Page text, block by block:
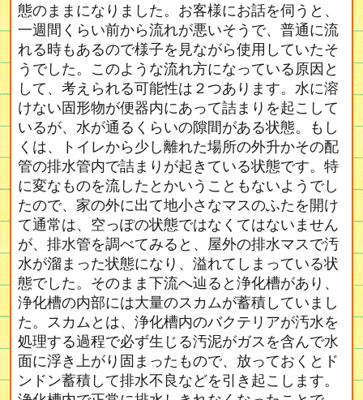
態のままになりました。お客様にお話を伺うと、
一週間くらい前から流れが悪いそうで、普通に流
れる時もあるので様子を見ながら使用していたそ
うでした。このような流れ方になっている原因と
して、考えられる可能性は２つあります。水に溶
けない固形物が便器内にあって詰まりを起こして
いるが、水が通るくらいの隙間がある状態。もし
くは、トイレから少し離れた場所の外升かその配
管の排水管内で詰まりが起きている状態です。特
に変なものを流したとかいうこともないようでし
たので、家の外に出て地小さなマスのふたを開け
て通常は、空っぽの状態ではなくてはないません
が、排水管を調べてみると、屋外の排水マスで汚
水が溜まった状態になり、溢れてしまっている状
態でした。そのまま下流へ辿ると浄化槽があり、
浄化槽の内部には大量のスカムが蓄積していまし
た。スカムとは、浄化槽内のバクテリアが汚水を
処理する過程で必ず生じる汚泥がガスを含んで水
面に浮き上がり固まったもので、放っておくとド
ンドン蓄積して排水不良などを引き起こします。